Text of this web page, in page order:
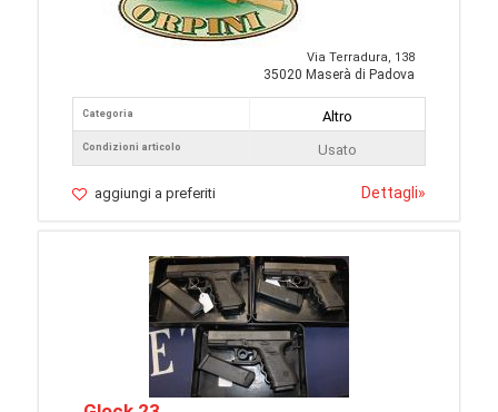
Via Terradura, 138
35020 Maserà di Padova
Categoria
Condizioni articolo
Altro
Usato
aggiungi a preferiti Dettagli»